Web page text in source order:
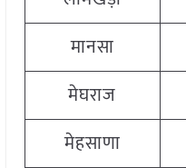
मानसा
मेघराज
मेहसाणा